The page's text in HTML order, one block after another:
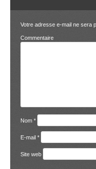
Votre adresse e-mail ne sera
Nom *
E-mail *
Site web